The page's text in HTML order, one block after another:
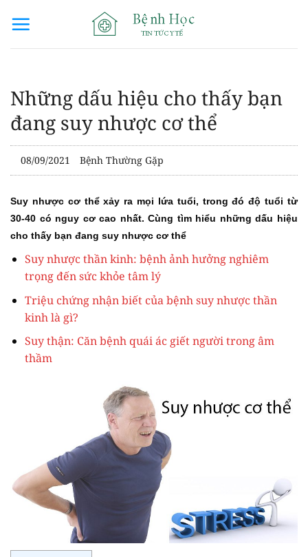
qua
Những dấu hiệu cho thấy bạn
đang suy nhược cơ thể
08/09/2021 Bệnh Thường Gặp
Suy nhược cơ thể xảy ra mọi lứa tuổi, trong đó độ tuổi từ
30-40 có nguy cơ cao nhất. Cùng tìm hiểu những dấu hiệu
cho thấy bạn đang suy nhược cơ thể
Suy nhược thần kinh: bệnh ảnh hưởng nghiêm
trọng đến sức khỏe tâm lý
Triệu chứng nhận biết của bệnh suy nhược thần
kinh là gì?
Suy thận: Căn bệnh quái ác giết người trong âm
thầm